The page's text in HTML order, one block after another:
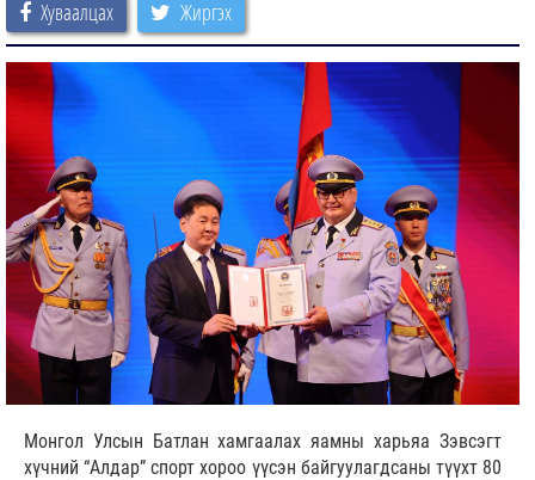
Хуваалцах Жиргэх
Монгол Улсын Батлан хамгаалах яамны харьяа Зэвсэгт
хүчний “Алдар” спорт хороо үүсэн байгуулагдсаны түүхт 80